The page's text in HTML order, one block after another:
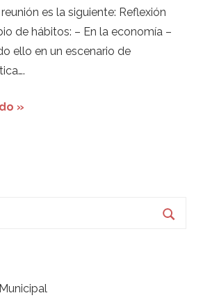
es la siguiente: Reflexión
de hábitos: – En la economía –
ello en un escenario de
»